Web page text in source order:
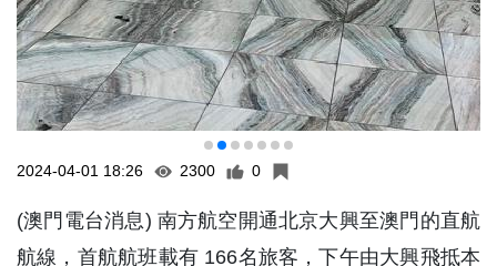
2024-04-01 18:26 2300 0
(澳門電台消息) 南方航空開通北京大興至澳門的直航
航線，首航航班載有 166名旅客，下午由大興飛抵本